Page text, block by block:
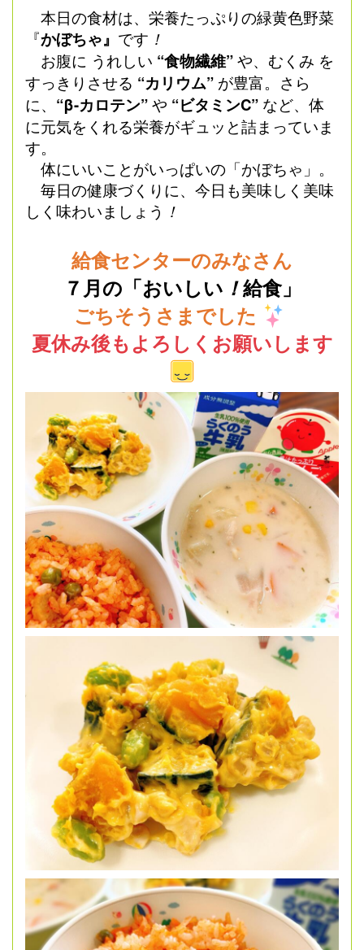
本日の食材は、栄養たっぷりの緑黄色野菜
『かぼちゃ』 です ！
お腹に うれしい “食物繊維”や、むくみ を
すっきりさせる “カリウム” が豊富。さら
に、 “β-カロテン”や “ビタミンC” など、体
に元気をくれる栄養がギュッと詰まっていま
す。
体にいいことがいっぱいの「かぼちゃ」。
毎日の健康づくりに、今日も美味しく美味
しく味わいましょう ！
給食センターのみなさん
７月の「おいしい ！給食」
ごちそうさまでした
夏休み後もよろしくお願いします